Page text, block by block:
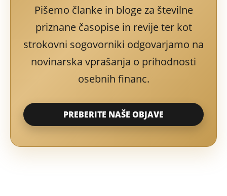
Pišemo članke in bloge za številne
priznane časopise in revije ter kot
strokovni sogovorniki odgovarjamo na
novinarska vprašanja o prihodnosti
osebnih financ.
PREBERITE NAŠE OBJAVE